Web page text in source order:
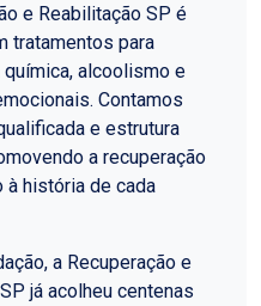
e Reabilitação SP é
tratamentos para
alcoolismo e
Contamos
e estrutura
a recuperação
história de cada
a Recuperação e
já acolheu centenas